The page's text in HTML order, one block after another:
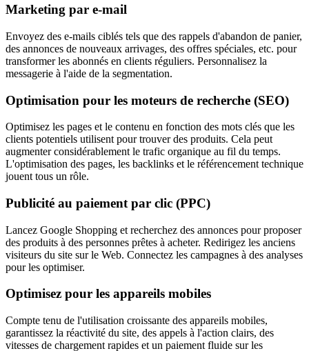
Marketing par e-mail
Envoyez des e-mails ciblés tels que des rappels d'abandon de panier,
des annonces de nouveaux arrivages, des offres spéciales, etc. pour
transformer les abonnés en clients réguliers. Personnalisez la
messagerie à l'aide de la segmentation.
Optimisation pour les moteurs de recherche (SEO)
Optimisez les pages et le contenu en fonction des mots clés que les
clients potentiels utilisent pour trouver des produits. Cela peut
augmenter considérablement le trafic organique au fil du temps.
L'optimisation des pages, les backlinks et le référencement technique
jouent tous un rôle.
Publicité au paiement par clic (PPC)
Lancez Google Shopping et recherchez des annonces pour proposer
des produits à des personnes prêtes à acheter. Redirigez les anciens
visiteurs du site sur le Web. Connectez les campagnes à des analyses
pour les optimiser.
Optimisez pour les appareils mobiles
Compte tenu de l'utilisation croissante des appareils mobiles,
garantissez la réactivité du site, des appels à l'action clairs, des
vitesses de chargement rapides et un paiement fluide sur les